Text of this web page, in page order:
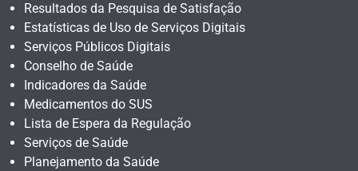
Resultados da Pesquisa de Satisfação
Estatísticas de Uso de Serviços Digitais
Serviços Públicos Digitais
Conselho de Saúde
Indicadores da Saúde
Medicamentos do SUS
Lista de Espera da Regulação
Serviços de Saúde
Planejamento da Saúde